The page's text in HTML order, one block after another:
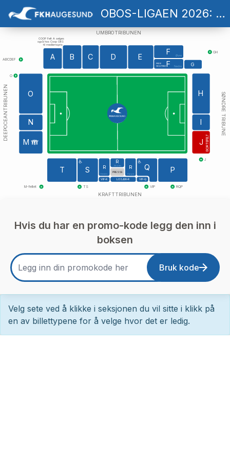
OBOS-LIGAEN 2026: FK HAUGESUND - BRYNE FK
A B C D E
F
F
G
H
I
J
M
N
O
P
R
R
R
S
T Q
VIP-R VIP-Q
LOSJER-R
FREE
SEATING
BORTEFELT
J
RQP
VIP
M-feltet TS
GH
ABCDEF
O
KRAFTTRIBUNEN
UMBROTRIBUNEN
DEEPOCEANTRIBUNEN SØNDRE TRIBUNE
COOP Felt A selges
også hos Coop OBS
til medlemspris
Øvre
Nedre
Venstre Høyre
Midten
PRESSE
Hvis du har en promo-kode legg den inn i
boksen
Bruk kode
Velg sete ved å klikke i seksjonen du vil sitte i klikk på
en av billettypene for å velge hvor det er ledig.